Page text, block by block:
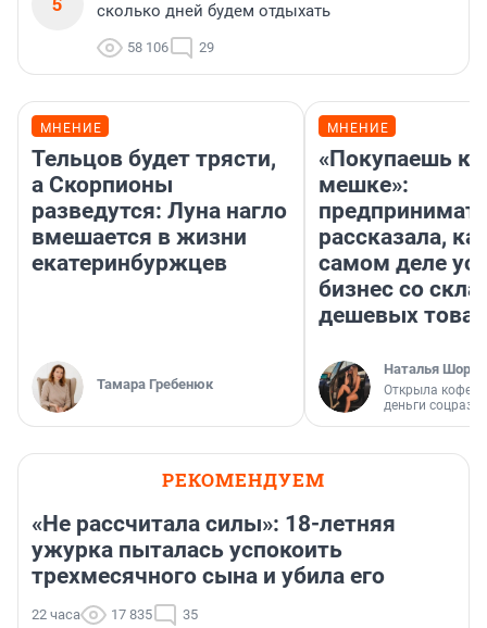
сколько дней будем отдыхать
58 106 29
МНЕНИЕ
Тельцов будет трясти,
а Скорпионы
разведутся: Луна нагло
вмешается в жизни
екатеринбуржцев
Тамара Гребенюк
МНЕНИЕ
«Покупаешь
мешке»:
рассказала,
самом деле
бизнес со
дешевых
Наталья
Открыла
деньги
РЕКОМЕНДУЕМ
«Не рассчитала силы»: 18-летняя
ужурка пыталась успокоить
трехмесячного сына и убила его
22 часа 17 835 35